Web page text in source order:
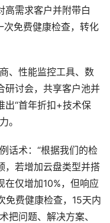
高需求客户并附带白
免费健康检查，转化
、性能监控工具、数
研讨会，共享客户池并
出“首年折扣+技术保
。
话术：“根据我们的检
，若增加云盘类型并搭
在仅增加10%，但响应
免费健康检查，15天内
把问题、解决方案、